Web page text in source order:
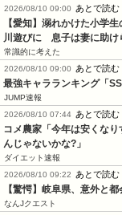
2026/08/10 09:00 あとで読む
【愛知】溺れかけた小学
川遊びに　息子は妻に助け
常識的に考えた
2026/08/10 09:00
あとで読む
最強キャラランキング「
JUMP速報
2026/08/10 07:44 あとで読む
コメ農家「今年は安くな
んじゃないかな?」
ダイエット速報
2026/08/10 09:22
あとで読む
【驚愕】岐阜県、意外と
なんJクエスト